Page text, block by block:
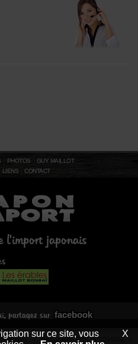
PHOTOS
GUY MAILLOT
LIENS CONTACT
l'import japonais
partagez sur facebook
légales- Déclaration CNIL N°1094366 -
sur ce site, vous
X